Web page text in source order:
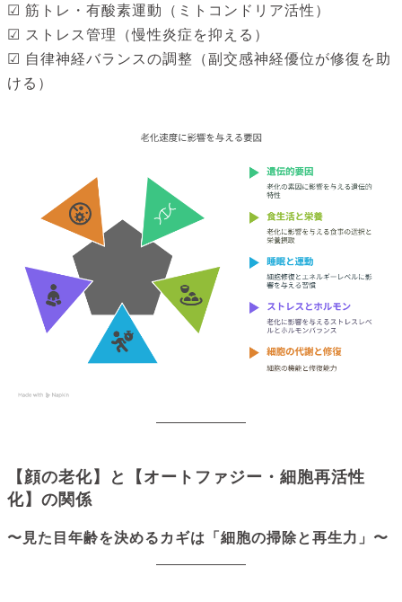
☑ 筋トレ・有酸素運動（ミトコンドリア活性）
☑ ストレス管理（慢性炎症を抑える）
☑ 自律神経バランスの調整（副交感神経優位が修復を助
ける）
【顔の老化】と【オートファジー・細胞再活性
化】の関係
〜見た目年齢を決めるカギは「細胞の掃除と再生力」〜